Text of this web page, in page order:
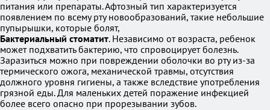
питания или препараты. Афтозный тип характеризуется
появлением по всему рту новообразований, такие небольшие
пупырышки, которые болят,
Бактериальный стоматит. Независимо от возраста, ребенок
может подхватить бактерию, что спровоцирует болезнь.
Заразиться можно при повреждении оболочки во рту из-за
термического ожога, механической травмы, отсутствия
должного уровня гигиены, а также вследствие употребления
грязной еды. Для маленьких детей поражение инфекцией
более всего опасно при прорезывании зубов.